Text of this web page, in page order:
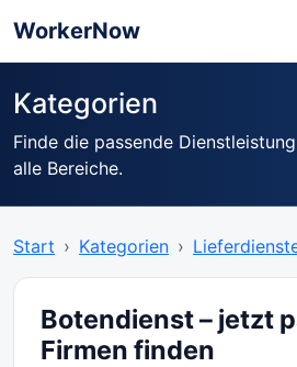
WorkerNow
Kategorien
Finde die passende
alle Bereiche.
Start Kategorien
Botendienst – jetzt
Firmen finden